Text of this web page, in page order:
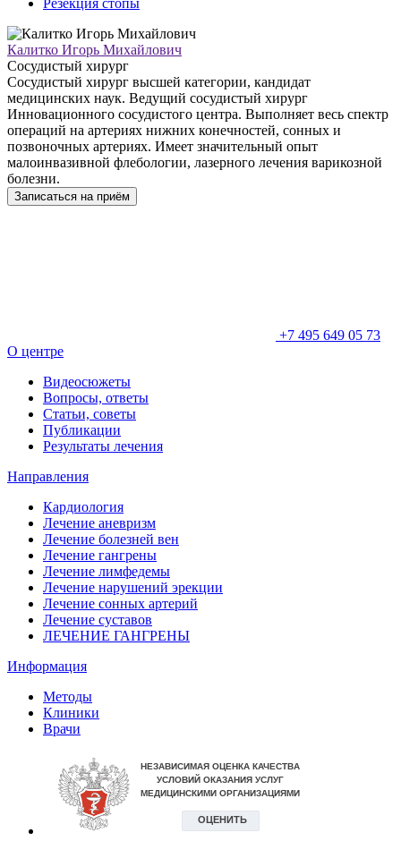
Калитко Игорь Михайлович
Сосудистый хирург
Сосудистый хирург высшей категории, кандидат
медицинских наук. Ведущий сосудистый хирург
Инновационного сосудистого центра. Выполняет весь спектр
операций на артериях нижних конечностей, сонных и
позвоночных артериях. Имеет значительный опыт
малоинвазивной флебологии, лазерного лечения варикозной
болезни.
Записаться на приём
+7 495 649 05 73
О центре
Видеосюжеты
Вопросы, ответы
Статьи, советы
Публикации
Результаты лечения
Направления
Кардиология
Лечение аневризм
Лечение болезней вен
Лечение гангрены
Лечение лимфедемы
Лечение нарушений эрекции
Лечение сонных артерий
Лечение суставов
ЛЕЧЕНИЕ ГАНГРЕНЫ
Информация
Методы
Клиники
Врачи